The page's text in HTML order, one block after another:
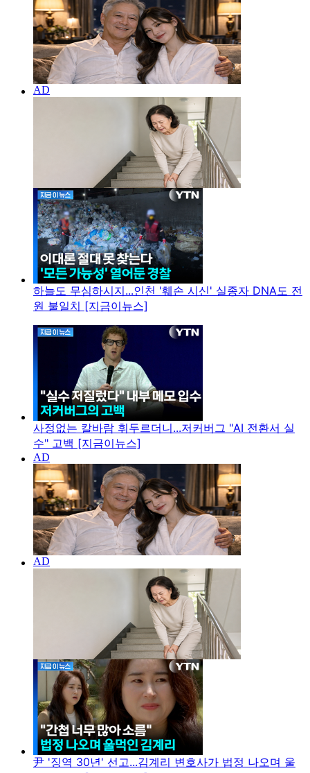
하늘도 무심하시지...인천 '훼손 시신' 실종자 DNA도 전
원 불일치 [지금이뉴스]
사정없는 칼바람 휘두르더니...저커버그 "AI 전환서 실
수" 고백 [지금이뉴스]
尹 '징역 30년' 선고...김계리 변호사가 법정 나오며 울